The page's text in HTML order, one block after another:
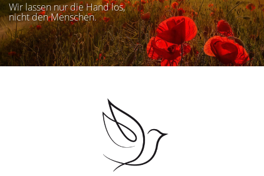
Wir lassen nur die Hand los,
nicht den Menschen.